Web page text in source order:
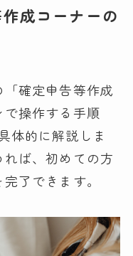
成コーナーの
確定申告等作成
操作する手順
体的に解説しま
ば、初めての方
了できます。